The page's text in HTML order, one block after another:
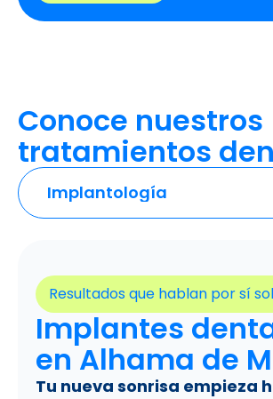
Conoce nuestros
tratamientos
Resultados que hablan por sí
Implantes
en Alhama de
Tu nueva sonrisa empieza